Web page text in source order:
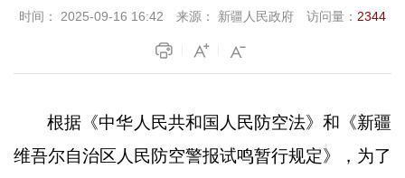
时间： 2025-09-16 16:42 来源： 新疆人民政府 访问量： 2344
根据《中华人民共和国人民防空法》和《新疆
维吾尔自治区人民防空警报试鸣暂行规定》，为了